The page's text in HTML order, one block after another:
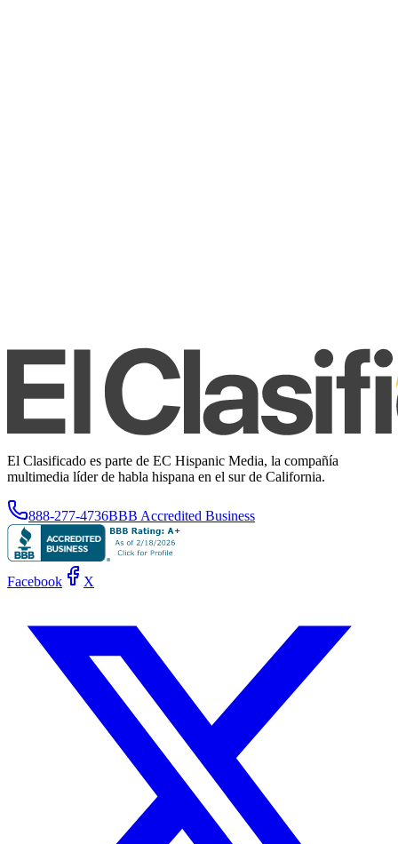
El Clasificado es parte de EC Hispanic Media, la compañía
multimedia líder de habla hispana en el sur de California.
888-277-4736BBB Accredited Business
Facebook X